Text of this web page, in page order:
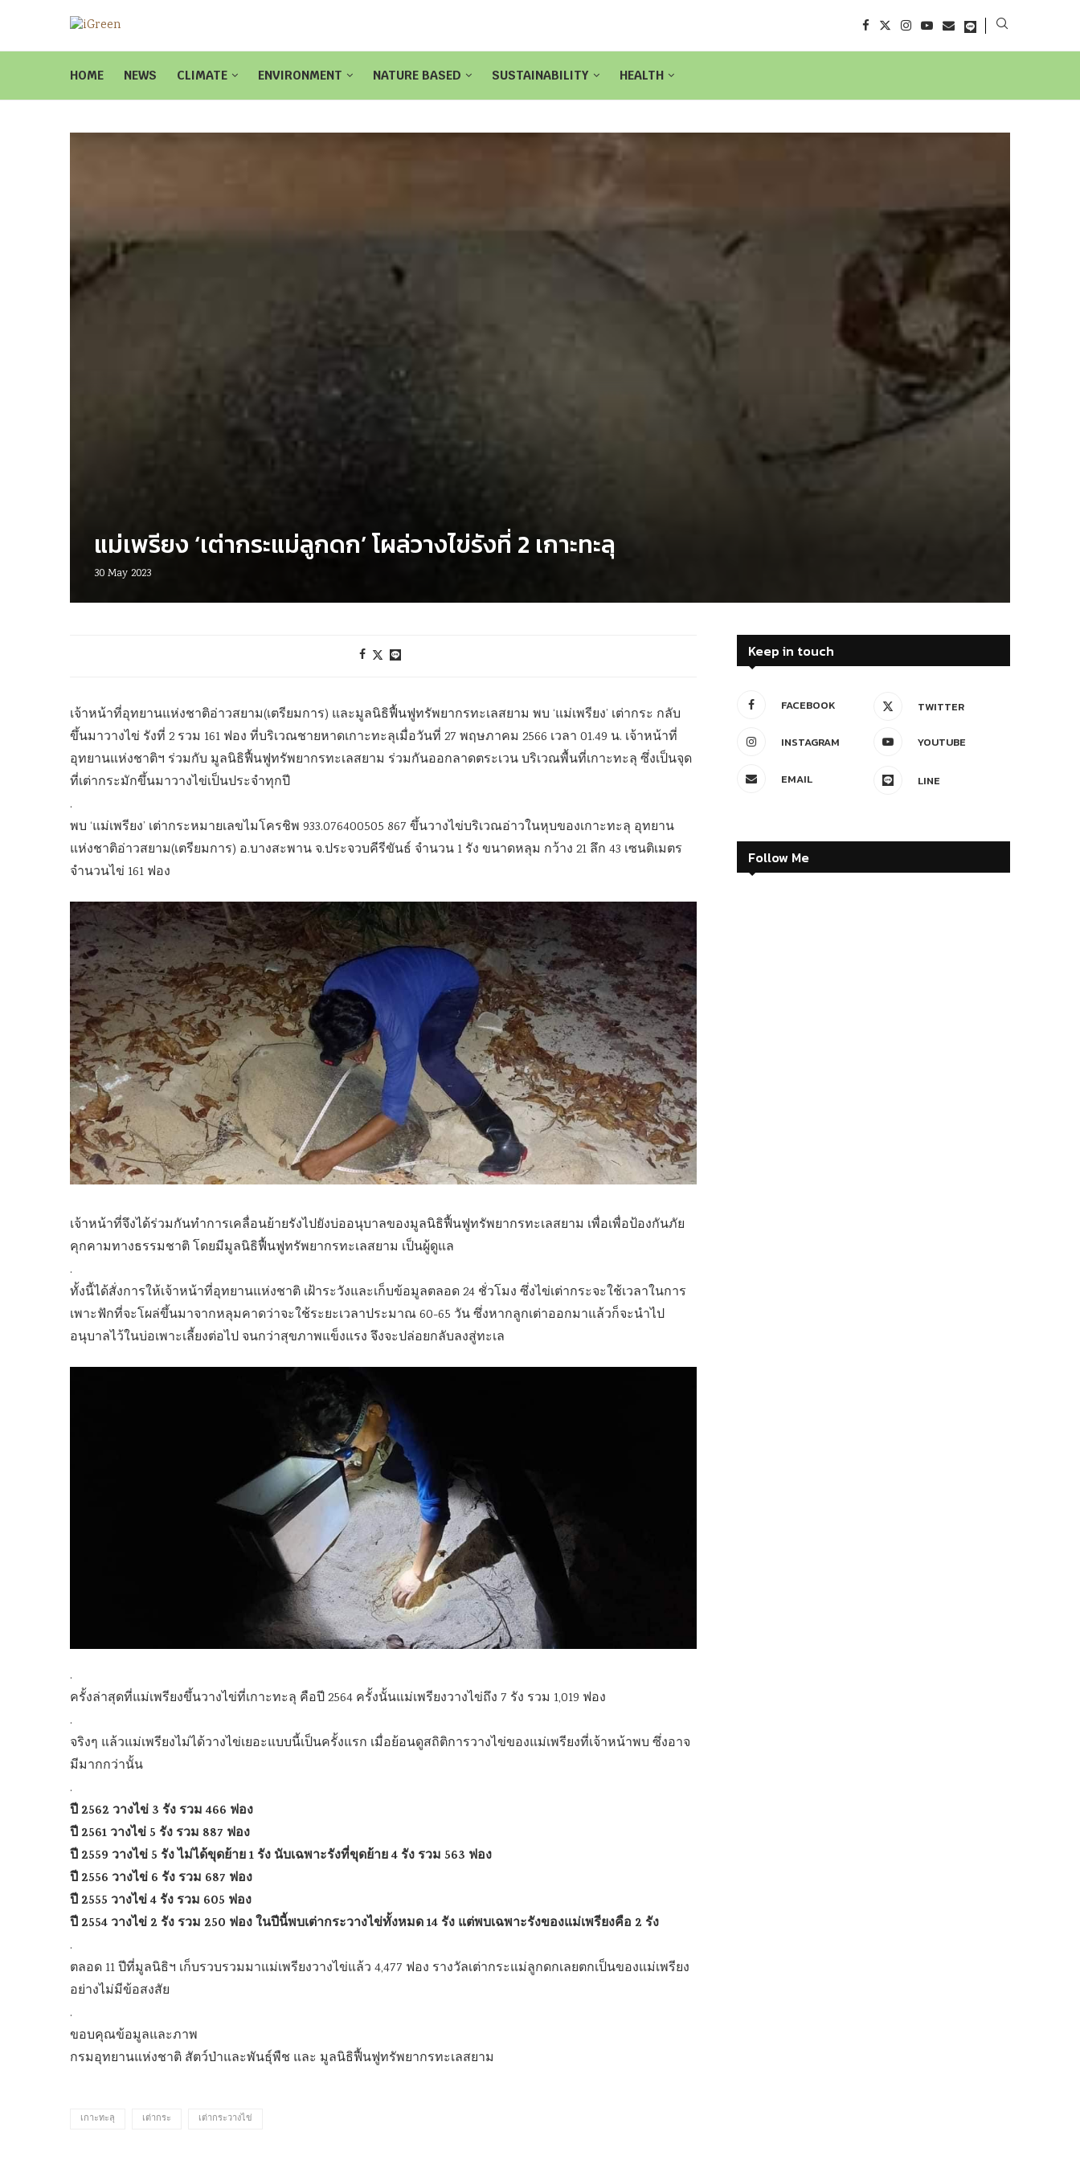
HOME NEWS CLIMATE ENVIRONMENT NATURE BASED SUSTAINABILITY HEALTH
แม่เพรียง ‘เต่ากระแม่ลูกดก’ โผล่วางไข่รังที่ 2 เกาะทะลุ
30 May 2023
เจ้าหน้าที่อุทยานแห่งชาติอ่าวสยาม(เตรียมการ) และมูลนิธิฟื้นฟูทรัพยากรทะเลสยาม พบ ‘แม่เพรียง’ เต่ากระ กลับ
ขึ้นมาวางไข่ รังที่ 2 รวม 161 ฟอง ที่บริเวณชายหาดเกาะทะลุเมื่อวันที่ 27 พฤษภาคม 2566 เวลา 01.49 น. เจ้าหน้าที่
อุทยานแห่งชาติฯ ร่วมกับ มูลนิธิฟื้นฟูทรัพยากรทะเลสยาม ร่วมกันออกลาดตระเวน บริเวณพื้นที่เกาะทะลุ ซึ่งเป็นจุด
ที่เต่ากระมักขึ้นมาวางไข่เป็นประจำทุกปี
.
พบ ‘แม่เพรียง’ เต่ากระหมายเลขไมโครชิพ 933.076400505 867 ขึ้นวางไข่บริเวณอ่าวในหุบของเกาะทะลุ อุทยาน
แห่งชาติอ่าวสยาม(เตรียมการ) อ.บางสะพาน จ.ประจวบคีรีขันธ์ จำนวน 1 รัง ขนาดหลุม กว้าง 21 ลึก 43 เซนติเมตร
จำนวนไข่ 161 ฟอง
เจ้าหน้าที่จึงได้ร่วมกันทำการเคลื่อนย้ายรังไปยังบ่ออนุบาลของมูลนิธิฟื้นฟูทรัพยากรทะเลสยาม เพื่อเพื่อป้องกันภัย
คุกคามทางธรรมชาติ โดยมีมูลนิธิฟื้นฟูทรัพยากรทะเลสยาม เป็นผู้ดูแล
.
ทั้งนี้ได้สั่งการให้เจ้าหน้าที่อุทยานแห่งชาติ เฝ้าระวังและเก็บข้อมูลตลอด 24 ชั่วโมง ซึ่งไข่เต่ากระจะใช้เวลาในการ
เพาะฟักที่จะโผล่ขึ้นมาจากหลุมคาดว่าจะใช้ระยะเวลาประมาณ 60-65 วัน ซึ่งหากลูกเต่าออกมาแล้วก็จะนำไป
อนุบาลไว้ในบ่อเพาะเลี้ยงต่อไป จนกว่าสุขภาพแข็งแรง จึงจะปล่อยกลับลงสู่ทะเล
.
ครั้งล่าสุดที่แม่เพรียงขึ้นวางไข่ที่เกาะทะลุ คือปี 2564 ครั้งนั้นแม่เพรียงวางไข่ถึง 7 รัง รวม 1,019 ฟอง
.
จริงๆ แล้วแม่เพรียงไม่ได้วางไข่เยอะแบบนี้เป็นครั้งแรก เมื่อย้อนดูสถิติการวางไข่ของแม่เพรียงที่เจ้าหน้าพบ ซึ่งอาจ
มีมากกว่านั้น
.
ปี 2562 วางไข่ 3 รัง รวม 466 ฟอง
ปี 2561 วางไข่ 5 รัง รวม 887 ฟอง
ปี 2559 วางไข่ 5 รัง ไม่ได้ขุดย้าย 1 รัง นับเฉพาะรังที่ขุดย้าย 4 รัง รวม 563 ฟอง
ปี 2556 วางไข่ 6 รัง รวม 687 ฟอง
ปี 2555 วางไข่ 4 รัง รวม 605 ฟอง
ปี 2554 วางไข่ 2 รัง รวม 250 ฟอง ในปีนี้พบเต่ากระวางไข่ทั้งหมด 14 รัง แต่พบเฉพาะรังของแม่เพรียงคือ 2 รัง
.
ตลอด 11 ปีที่มูลนิธิฯ เก็บรวบรวมมาแม่เพรียงวางไข่แล้ว 4,477 ฟอง รางวัลเต่ากระแม่ลูกดกเลยตกเป็นของแม่เพรียง
อย่างไม่มีข้อสงสัย
.
ขอบคุณข้อมูลและภาพ
กรมอุทยานแห่งชาติ สัตว์ป่าและพันธุ์พืช และ มูลนิธิฟื้นฟูทรัพยากรทะเลสยาม
เกาะทะลุ เต่ากระ เต่ากระวางไข่
Keep in touch
FACEBOOK TWITTER
INSTAGRAM YOUTUBE
EMAIL LINE
Follow Me